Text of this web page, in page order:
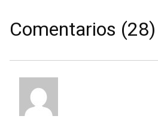
Comentarios (28)